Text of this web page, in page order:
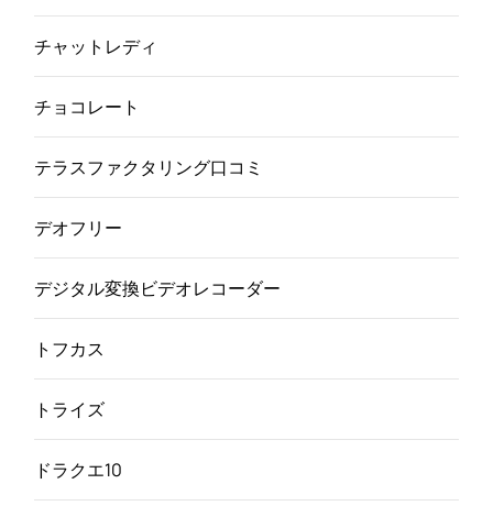
チャットレディ
チョコレート
テラスファクタリング口コミ
デオフリー
デジタル変換ビデオレコーダー
トフカス
トライズ
ドラクエ10